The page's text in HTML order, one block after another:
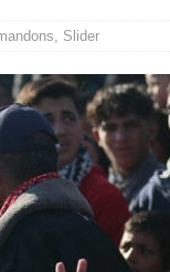
: le « processus de
, Slider